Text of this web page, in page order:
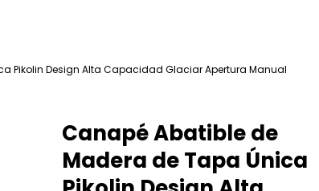
Pikolin Design Alta Capacidad Glaciar Apertura Manual
Canapé Abatible de
Madera de Tapa Única